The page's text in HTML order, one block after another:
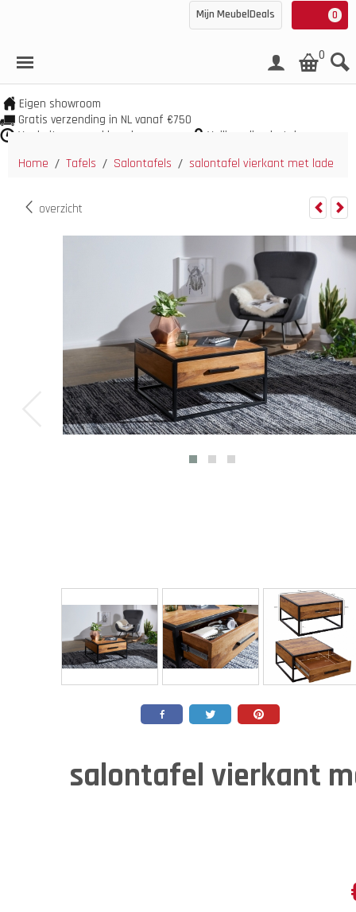
0
Mijn MeubelDeals
0
Eigen showroom
Gratis verzending in NL vanaf €750
Veel uit voorraad leverbaar
Veilig online betalen
Home / Tafels / Salontafels / salontafel vierkant met lade
overzicht
salontafel vierkant